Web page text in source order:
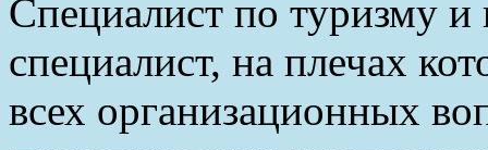
Специалист по туризму и
специалист, на плечах
всех организационных